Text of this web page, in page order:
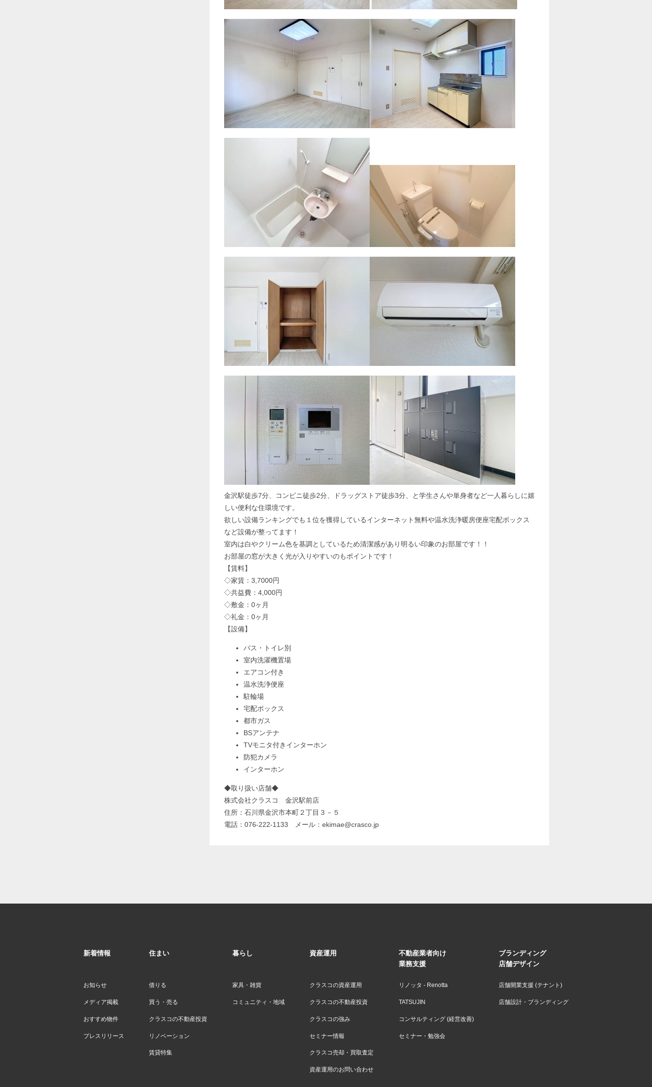
金沢駅徒歩7分、コンビニ徒歩2分、ドラッグストア徒歩3分、と学生さんや単身者など一人暮らしに嬉
しい便利な住環境です。
欲しい設備ランキングでも１位を獲得しているインターネット無料や温水洗浄暖房便座宅配ボックス
など設備が整ってます！
室内は白やクリーム色を基調としているため清潔感があり明るい印象のお部屋です！！
お部屋の窓が大きく光が入りやすいのもポイントです！
【賃料】
◇家賃：3,7000円
◇共益費：4,000円
◇敷金：0ヶ月
◇礼金：0ヶ月
【設備】
バス・トイレ別
室内洗濯機置場
エアコン付き
温水洗浄便座
駐輪場
宅配ボックス
都市ガス
BSアンテナ
TVモニタ付きインターホン
防犯カメラ
インターホン
◆取り扱い店舗◆
株式会社クラスコ 金沢駅前店
住所：石川県金沢市本町２丁目３－５
電話：076-222-1133 メール：ekimae@crasco.jp
新着情報
お知らせ
メディア掲載
おすすめ物件
プレスリリース
住まい
借りる
買う・売る
クラスコの不動産投資
リノベーション
賃貸特集
暮らし
家具・雑貨
コミュニティ・地域
資産運用
クラスコの資産運用
クラスコの不動産投資
クラスコの強み
セミナー情報
クラスコ売却・買取査定
資産運用のお問い合わせ
不動産業者向け
業務支援
リノッタ - Renotta
TATSUJIN
コンサルティング (経営改善)
セミナー・勉強会
ブランディング
店舗デザイン
店舗開業支援 (テナント)
店舗設計・ブランディング